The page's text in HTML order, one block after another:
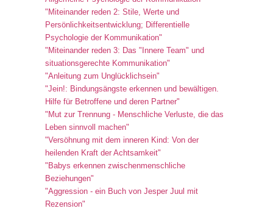
"Miteinander reden 2: Stile, Werte und
Persönlichkeitsentwicklung; Differentielle
Psychologie der Kommunikation"
"Miteinander reden 3: Das "Innere Team" und
situationsgerechte Kommunikation"
"Anleitung zum Unglücklichsein"
"Jein!: Bindungsängste erkennen und bewältigen.
Hilfe für Betroffene und deren Partner"
"Mut zur Trennung - Menschliche Verluste, die das
Leben sinnvoll machen"
"Versöhnung mit dem inneren Kind: Von der
heilenden Kraft der Achtsamkeit"
"Babys erkennen zwischenmenschliche
Beziehungen"
"Aggression - ein Buch von Jesper Juul mit
Rezension"